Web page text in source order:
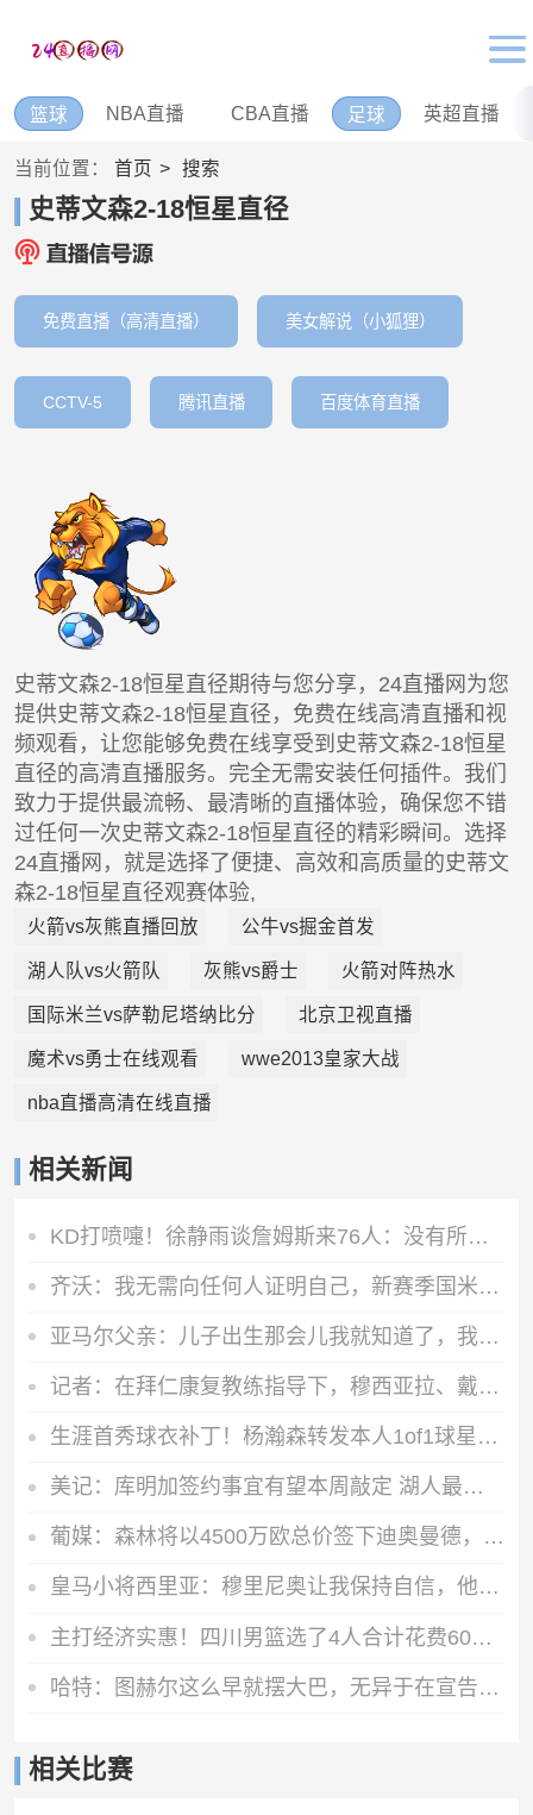
篮球 NBA直播 CBA直播 足球 英超直播
当前位置： 首页 搜索
史蒂文森2-18恒星直径
免费直播（高清直播） 美女解说（小狐狸）
CCTV-5 腾讯直播 百度体育直播
史蒂文森2-18恒星直径期待与您分享，24直播网为您
提供史蒂文森2-18恒星直径，免费在线高清直播和视
频观看，让您能够免费在线享受到史蒂文森2-18恒星
直径的高清直播服务。完全无需安装任何插件。我们
致力于提供最流畅、最清晰的直播体验，确保您不错
过任何一次史蒂文森2-18恒星直径的精彩瞬间。选择
24直播网，就是选择了便捷、高效和高质量的史蒂文
森2-18恒星直径观赛体验,
火箭vs灰熊直播回放 公牛vs掘金首发
湖人队vs火箭队 灰熊vs爵士 火箭对阵热水
国际米兰vs萨勒尼塔纳比分 北京卫视直播
魔术vs勇士在线观看 wwe2013皇家大战
nba直播高清在线直播
相关新闻
KD打喷嚏！徐静雨谈詹姆斯来76人：没有所谓抱团 只有投敌最可耻
齐沃：我无需向任何人证明自己，新赛季国米将多线冲冠
亚马尔父亲：儿子出生那会儿我就知道了，我知道他会成为巨星
记者：在拜仁康复教练指导下，穆西亚拉、戴维斯和赛巴里完成训练
生涯首秀球衣补丁！杨瀚森转发本人1of1球星卡实物 极具收藏价值
美记：库明加签约事宜有望本周敲定 湖人最热门&森林狼也有可行性
葡媒：森林将以4500万欧总价签下迪奥曼德，葡体保留10%二转分成
皇马小将西里亚：穆里尼奥让我保持自信，他非常看重高强度对抗
主打经济实惠！四川男篮选了4人合计花费60万 卖状元签赚了百万
哈特：图赫尔这么早就摆大巴，无异于在宣告他不信任英格兰球员
相关比赛